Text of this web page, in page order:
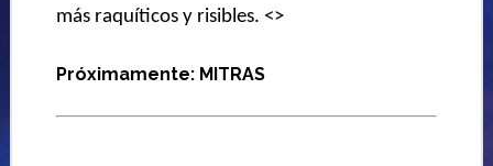
más raquíticos y risibles. <>
Próximamente: MITRAS